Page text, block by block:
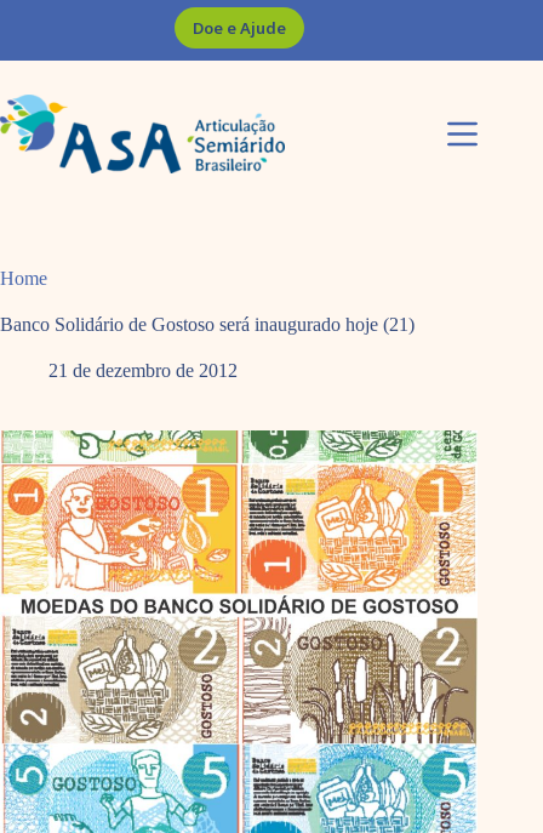
Doe e Ajude
Home
Banco Solidário de Gostoso será inaugurado hoje (21)
21 de dezembro de 2012